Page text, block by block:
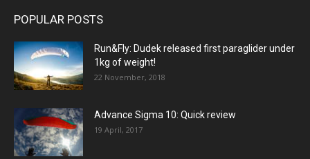
POPULAR POSTS
Run&Fly: Dudek released first paraglider under
1kg of weight!
22 November, 2018
Advance Sigma 10: Quick review
19 April, 2017